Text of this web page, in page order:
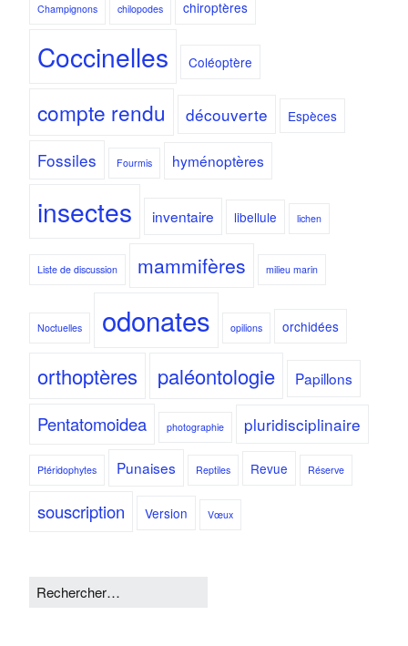
Champignons chilopodes chiroptères
Coccinelles Coléoptère
compte rendu découverte Espèces
Fossiles Fourmis hyménoptères
insectes inventaire libellule lichen
Liste de discussion mammifères milieu marin
Noctuelles odonates opilions orchidées
orthoptères paléontologie Papillons
Pentatomoidea photographie pluridisciplinaire
Ptéridophytes Punaises Reptiles Revue Réserve
souscription Version Vœux